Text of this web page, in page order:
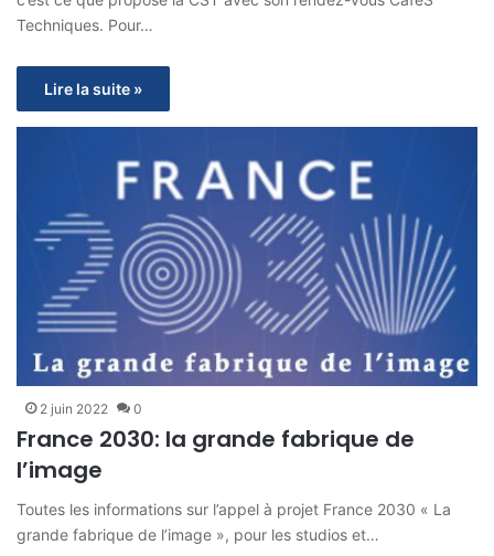
Techniques. Pour…
Lire la suite »
2 juin 2022 0
France 2030: la grande fabrique de
l’image
Toutes les informations sur l’appel à projet France 2030 « La
grande fabrique de l’image », pour les studios et…